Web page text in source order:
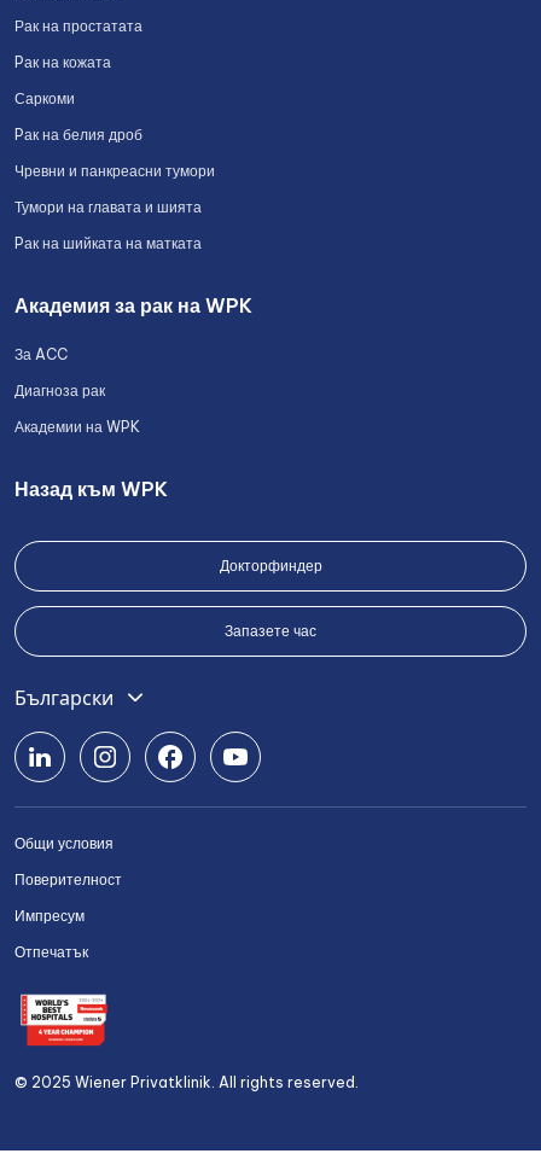
Рак на простатата
Pак на кожата
Саркоми
Pак на белия дроб
Чревни и панкреасни тумори
Тумори на главата и шията
Pак на шийката на матката
Академия за рак на WPK
За ACC
Диагноза рак
Академии на WPK
Назад към WPK
Докторфиндер
Запазете час
Български
English
Deutsch
Srpski
© 2025 Wiener Privatklinik. All rights reserved.
Общи условия
Поверителност
Импресум
Отпечатък